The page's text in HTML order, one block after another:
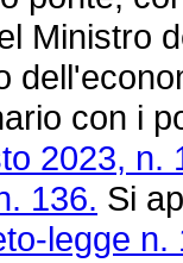
Ministro
con i
2023, n.
136. Si
legge n.